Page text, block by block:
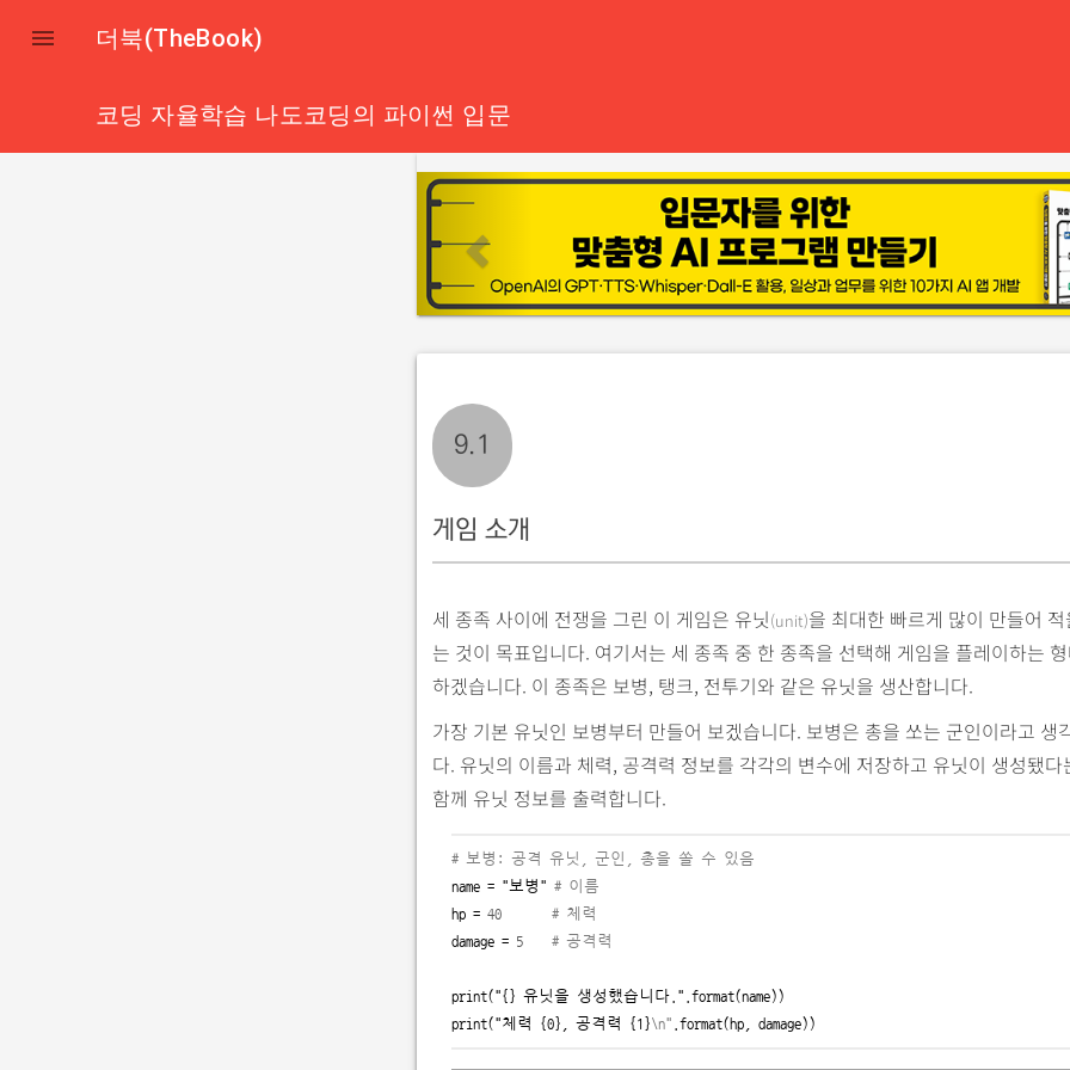
 더북(TheBook)
코딩 자율학습 나도코딩의 파이썬 입문
p
e
v
i
o
9.1
게임 소개
세 종족 사이에 전쟁을 그린 이 게임은 유닛(unit)을 최대한 빠르게 많이 만들어
는 것이 목표입니다. 여기서는 세 종족 중 한 종족을 선택해 게임을 플레이하는
하겠습니다. 이 종족은 보병, 탱크, 전투기와 같은 유닛을 생산합니다.
가장 기본 유닛인 보병부터 만들어 보겠습니다. 보병은 총을 쏘는 군인이라고 생
다. 유닛의 이름과 체력, 공격력 정보를 각각의 변수에 저장하고 유닛이 생성됐다
함께 유닛 정보를 출력합니다.
# 보병: 공격 유닛, 군인, 총을 쏠 수 있음
name = "보병" # 이름
hp = 40
# 체력
damage = 5 # 공격력
print( "{} 유닛을 생성했습니다." .format(name))
print( "체력 {0} , 공격력 {1}\n" .format(hp, damage))